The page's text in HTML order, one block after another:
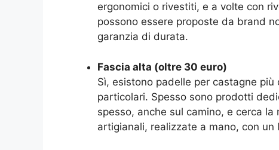
ergonomici o rivestiti, e a volte con
possono essere proposte da brand
garanzia di durata.
Fascia alta (oltre 30 euro)
Sì, esistono padelle per castagne
particolari. Spesso sono prodotti
spesso, anche sul camino, e cerca
artigianali, realizzate a mano, con